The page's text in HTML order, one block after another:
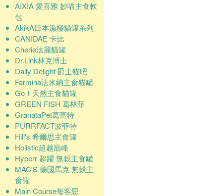
AIXIA 愛喜雅 妙喵主食軟
包
AkikA日本漁極貓罐系列
CANIDAE 卡比
Cherie法麗貓罐
Dr.Link林克博士
Daily Delight 爵士貓吧
Farmina法米納主食貓罐
Go！天然主食貓罐
GREEN FISH 葛林菲
GranataPet葛蕾特
PURRFACT波菲特
Hill's 希爾思主食罐
Holistic超越巔峰
Hyperr 超躍 無穀主食罐
MAC'S 德國馬克 無穀主
食罐
Main Course每客思